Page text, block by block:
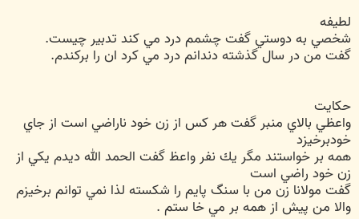
لطيفه
شخصي به دوستي گفت چشمم درد مي كند تدبير چيست.
گفت من در سال گذشته دندانم درد مي كرد ان را بركندم.
حكايت
واعظي بالاي منبر گفت هر كس از زن خود ناراضي است از جاي
خودبرخيزد
همه بر خواستند مگر يك نفر واعظ گفت الحمد الله ديدم يكي از
زن خود راضي است
گفت مولانا زن من با سنگ پايم را شكسته لذا نمي توانم برخيزم
والا من پيش از همه بر مي خا ستم .